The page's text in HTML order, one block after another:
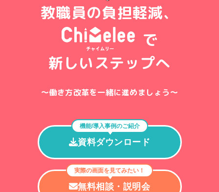
教職員の負担軽減、
で
新しいステップへ
〜働き方改革を一緒に進めましょう〜
機能/導入事例のご紹介
資料ダウンロード
実際の画面を見てみたい！
無料相談・説明会